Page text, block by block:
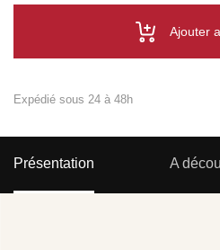
Ajouter
Expédié sous 24 à 48h
Présentation A